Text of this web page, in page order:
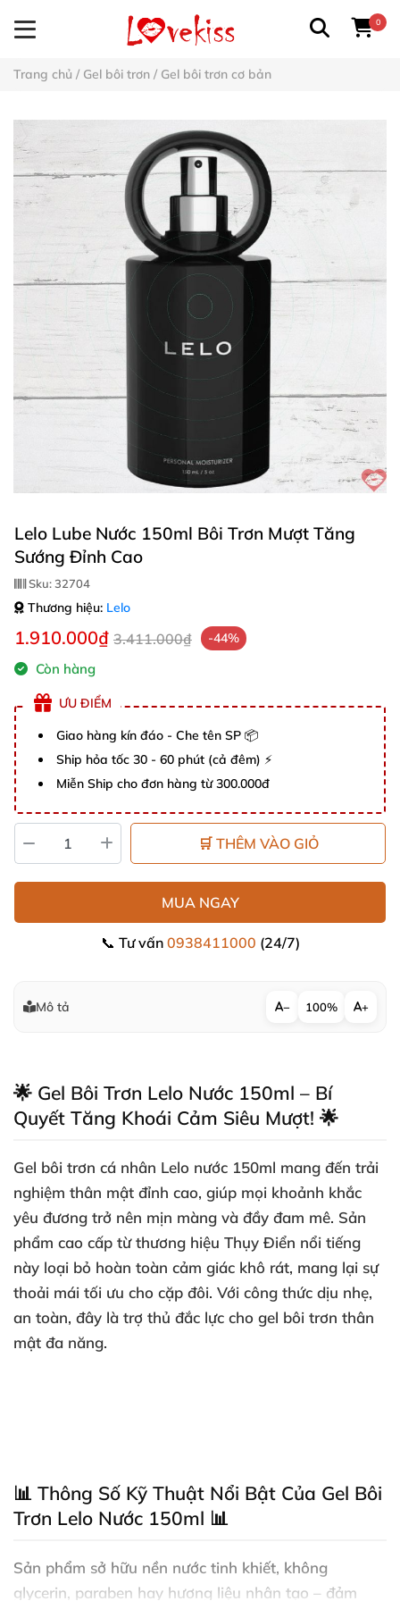
0
Trang chủ / Gel bôi trơn / Gel bôi trơn cơ bản
Lelo Lube Nước 150ml Bôi Trơn Mượt Tăng
Sướng Đỉnh Cao
Sku:32704
Thương hiệu: Lelo
1.910.000₫ 3.411.000₫ -44%
Còn hàng
ƯU ĐIỂM
Giao hàng kín đáo - Che tên SP 📦
Ship hỏa tốc 30 - 60 phút (cả đêm) ⚡
Miễn Ship cho đơn hàng từ 300.000đ
🛒 THÊM VÀO GIỎ
MUA NGAY
📞 Tư vấn 0938411000 (24/7)
Mô tả − 100% +
🌟 Gel Bôi Trơn Lelo Nước 150ml – Bí
Quyết Tăng Khoái Cảm Siêu Mượt! 🌟
Gel bôi trơn cá nhân Lelo nước 150ml mang đến trải
nghiệm thân mật đỉnh cao, giúp mọi khoảnh khắc
yêu đương trở nên mịn màng và đầy đam mê. Sản
phẩm cao cấp từ thương hiệu Thụy Điển nổi tiếng
này loại bỏ hoàn toàn cảm giác khô rát, mang lại sự
thoải mái tối ưu cho cặp đôi. Với công thức dịu nhẹ,
an toàn, đây là trợ thủ đắc lực cho gel bôi trơn thân
mật đa năng.
📊 Thông Số Kỹ Thuật Nổi Bật Của Gel Bôi
Trơn Lelo Nước 150ml 📊
Sản phẩm sở hữu nền nước tinh khiết, không
glycerin, paraben hay hương liệu nhân tạo – đảm